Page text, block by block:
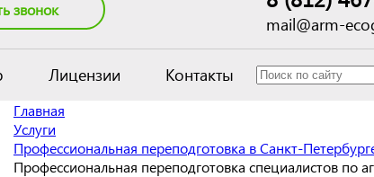
звонок
mail@arm-
Лицензии Контакты
Главная
Услуги
Профессиональная переподготовка в Санкт-
Профессиональная переподготовка специалистов по